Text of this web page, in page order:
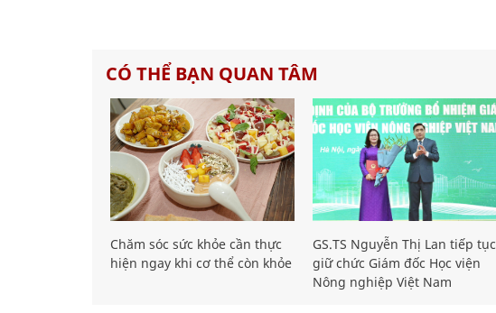
CÓ THỂ BẠN QUAN TÂM
Chăm sóc sức khỏe cần thực
hiện ngay khi cơ thể còn khỏe
GS.TS Nguyễn Thị Lan tiếp tục
giữ chức Giám đốc Học viện
Nông nghiệp Việt Nam